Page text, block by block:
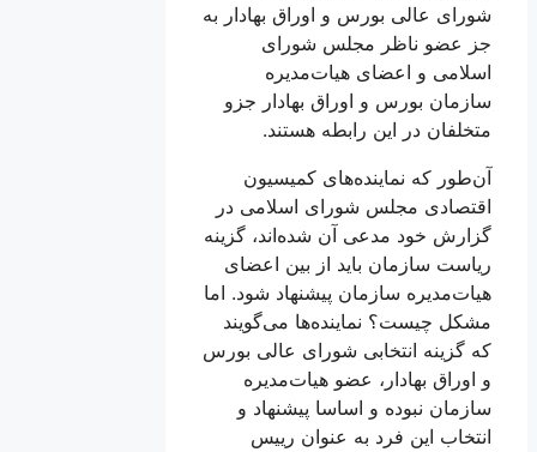
شورای عالی بورس و اوراق بهادار به
جز عضو ناظر مجلس شورای
اسلامی و اعضای هیات‌مدیره
سازمان بورس و اوراق بهادار جزو
متخلفان در این رابطه هستند.
آن‌طور که نماینده‌های کمیسیون
اقتصادی مجلس شورای اسلامی در
گزارش خود مدعی آن شده‌اند، گزینه
ریاست سازمان باید از بین اعضای
هیات‌مدیره سازمان پیشنهاد شود. اما
مشکل چیست؟ نماینده‌ها می‌گویند
که گزینه انتخابی شورای عالی بورس
و اوراق بهادار، عضو هیات‌مدیره
سازمان نبوده و اساسا پیشنهاد و
انتخاب این فرد به عنوان رییس